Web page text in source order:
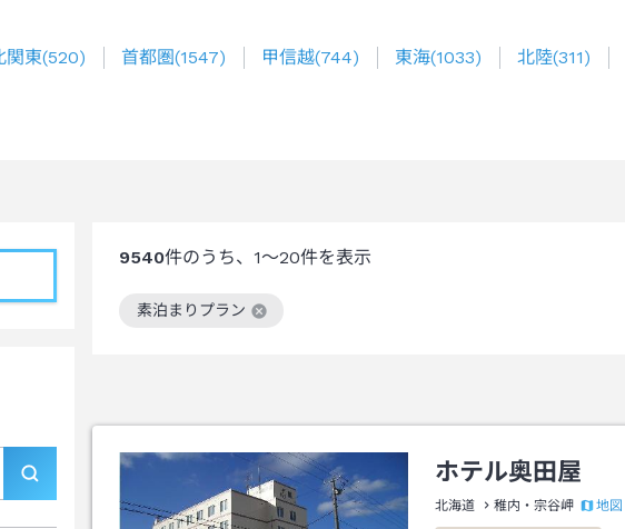
関東(520) 首都圏(1547) 甲信越(744) 東海(1033) 北陸(311)
9540件のうち、 1～20件を表示
素泊まりプラン
この絞り込み条件を解除
ホテル奥田屋
北海道 稚内・宗谷岬 地図